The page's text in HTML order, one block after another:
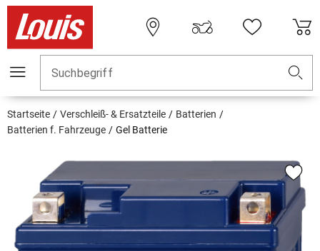
Suchbegriff
Startseite Verschleiß- & Ersatzteile
Batterien
Batterien f. Fahrzeuge
Gel Batterie